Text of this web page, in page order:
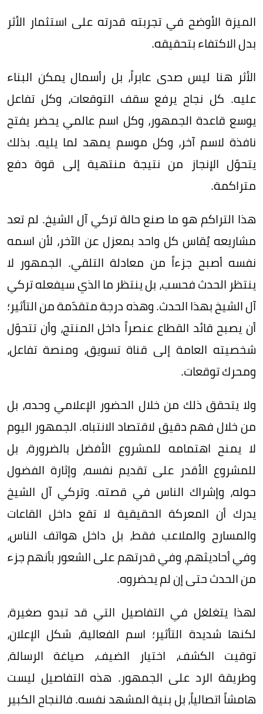
الميزة الأوضح في تجربته قدرته على استثمار الأثر
بدل الاكتفاء بتحقيقه.
الأثر هنا ليس صدى عابراً، بل رأسمال يمكن البناء
عليه. كل نجاح يرفع سقف التوقعات، وكل تفاعل
يوسع قاعدة الجمهور، وكل اسم عالمي يحضر يفتح
نافذة لاسم آخر، وكل موسم يمهد لما يليه. بذلك
يتحوّل الإنجاز من نتيجة منتهية إلى قوة دفع
متراكمة.
هذا التراكم هو ما صنع حالة تركي آل الشيخ. لم تعد
مشاريعه يُقاس كل واحد بمعزل عن الآخر، لأن اسمه
نفسه أصبح جزءاً من معادلة التلقي. الجمهور لا
ينتظر الحدث فحسب، بل ينتظر ما الذي سيفعله تركي
آل الشيخ بهذا الحدث. وهذه درجة متقدّمة من التأثير؛
أن يصبح قائد القطاع عنصراً داخل المنتج، وأن تتحوّل
شخصيته العامة إلى قناة تسويق، ومنصة تفاعل،
ومحرك توقعات.
ولا يتحقق ذلك من خلال الحضور الإعلامي وحده، بل
من خلال فهم دقيق لاقتصاد الانتباه. الجمهور اليوم
لا يمنح اهتمامه للمشروع الأفضل بالضرورة، بل
للمشروع الأقدر على تقديم نفسه، وإثارة الفضول
حوله، وإشراك الناس في قصته. وتركي آل الشيخ
يدرك أن المعركة الحقيقية لا تقع داخل القاعات
والمسارح والملاعب فقط، بل داخل هواتف الناس،
وفي أحاديثهم، وفي قدرتهم على الشعور بأنهم جزء
من الحدث حتى إن لم يحضروه.
لهذا يتغلغل في التفاصيل التي قد تبدو صغيرة،
لكنها شديدة التأثير؛ اسم الفعالية، شكل الإعلان،
توقيت الكشف، اختيار الضيف، صياغة الرسالة،
وطريقة الرد على الجمهور. هذه التفاصيل ليست
هامشاً اتصالياً، بل بنية المشهد نفسه. فالنجاح الكبير